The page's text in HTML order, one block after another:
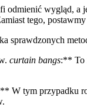
odmienić wygląd, a
tego,
sprawdzonych
curtain bangs:** To
W tym przypadku